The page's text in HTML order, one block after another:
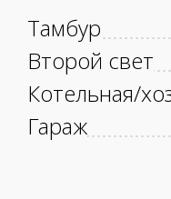
Тамбур
Второй свет
Котельная/
Гараж